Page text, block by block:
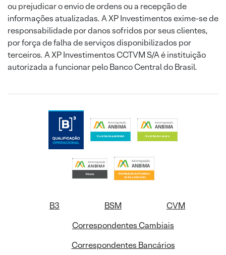
ou prejudicar o envio de ordens ou a recepção de
informações atualizadas. A XP Investimentos exime-se de
responsabilidade por danos sofridos por seus clientes,
por força de falha de serviços disponibilizados por
terceiros. A XP Investimentos CCTVM S/A é instituição
autorizada a funcionar pelo Banco Central do Brasil.
B3 BSM
CVM
Correspondentes Cambiais
Correspondentes Bancários